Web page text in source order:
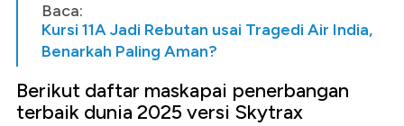
Baca:
Kursi 11A Jadi Rebutan usai Tragedi Air India,
Benarkah Paling Aman?
Berikut daftar maskapai penerbangan
terbaik dunia 2025 versi Skytrax